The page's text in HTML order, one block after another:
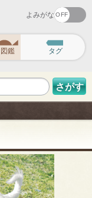
よみがな
図鑑 タグ
さがす